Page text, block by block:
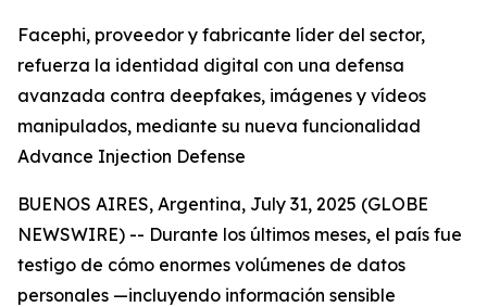
Facephi, proveedor y fabricante líder del sector,
refuerza la identidad digital con una defensa
avanzada contra deepfakes, imágenes y vídeos
manipulados, mediante su nueva funcionalidad
Advance Injection Defense
BUENOS AIRES, Argentina, July 31, 2025 (GLOBE
NEWSWIRE) -- Durante los últimos meses, el país fue
testigo de cómo enormes volúmenes de datos
personales —incluyendo información sensible